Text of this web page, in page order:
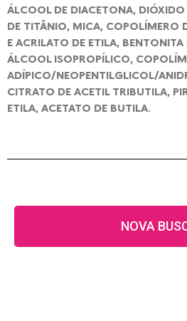
ÁLCOOL DE DIACETONA,
DE TITÂNIO, MICA, COPOLÍMERO
E ACRILATO DE ETILA,
ÁLCOOL ISOPROPÍLICO,
ADÍPICO/NEOPENTILGLICOL/
CITRATO DE ACETIL TRIBUTILA,
ETILA, ACETATO DE BUTILA.
NOVA